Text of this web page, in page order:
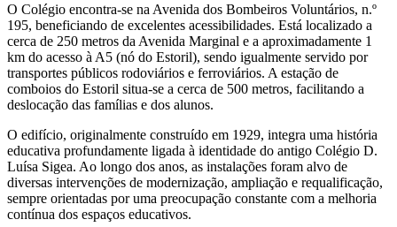
O Colégio encontra-se na Avenida dos Bombeiros Voluntários, n.º
195, beneficiando de excelentes acessibilidades. Está localizado a
cerca de 250 metros da Avenida Marginal e a aproximadamente 1
km do acesso à A5 (nó do Estoril), sendo igualmente servido por
transportes públicos rodoviários e ferroviários. A estação de
comboios do Estoril situa-se a cerca de 500 metros, facilitando a
deslocação das famílias e dos alunos.
O edifício, originalmente construído em 1929, integra uma história
educativa profundamente ligada à identidade do antigo Colégio D.
Luísa Sigea. Ao longo dos anos, as instalações foram alvo de
diversas intervenções de modernização, ampliação e requalificação,
sempre orientadas por uma preocupação constante com a melhoria
contínua dos espaços educativos.